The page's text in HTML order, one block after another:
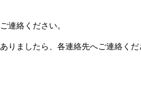
連絡ください。
ましたら、各連絡先へご連絡くだ